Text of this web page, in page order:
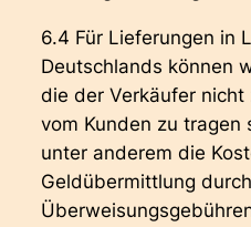
6.4 Für Lieferungen in
Deutschlands können
die der Verkäufer
vom Kunden zu tragen
unter anderem die
Geldübermittlung